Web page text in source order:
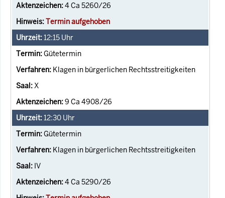
4 Ca 5260/26
Termin aufgehoben
12:15 Uhr
Gütetermin
Klagen in bürgerlichen Rechtsstreitigkeiten
X
9 Ca 4908/26
12:30 Uhr
Gütetermin
Klagen in bürgerlichen Rechtsstreitigkeiten
IV
4 Ca 5290/26